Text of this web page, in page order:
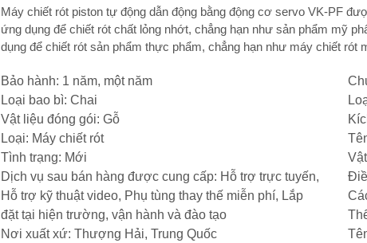
Máy chiết rót piston tự động dẫn động bằng động cơ servo VK-PF
ứng dụng để chiết rót chất lỏng nhớt, chẳng hạn như sản phẩm mỹ
dụng để chiết rót sản phẩm thực phẩm, chẳng hạn như máy chiết rót
Bảo hành: 1 năm, một năm
Loại bao bì: Chai
Vật liệu đóng gói: Gỗ
Loại: Máy chiết rót
Tình trạng: Mới
Dịch vụ sau bán hàng được cung cấp: Hỗ trợ trực tuyến,
Hỗ trợ kỹ thuật video, Phụ tùng thay thế miễn phí, Lắp
đặt tại hiện trường, vận hành và đào tạo
Nơi xuất xứ: Thượng Hải, Trung Quốc